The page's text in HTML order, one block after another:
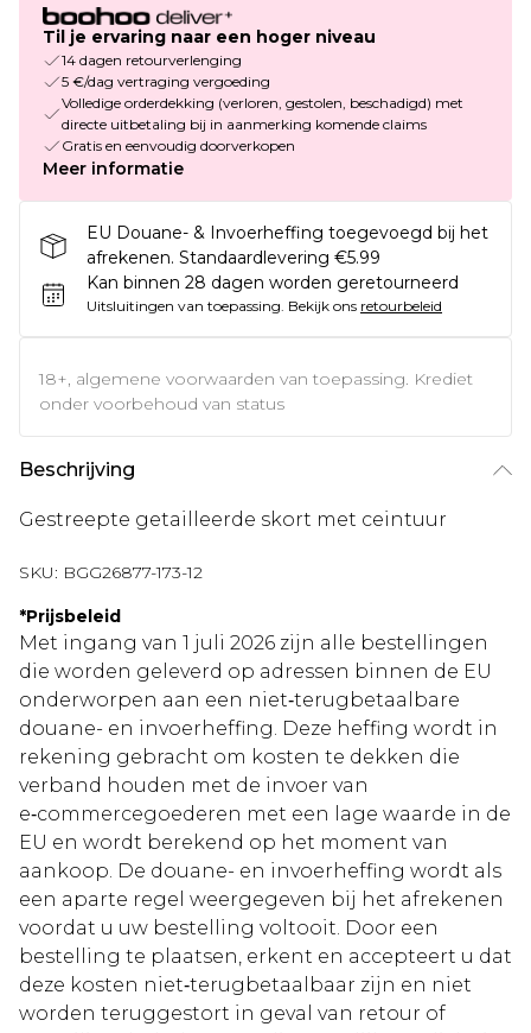
Til je ervaring naar een hoger niveau
14 dagen retourverlenging
5 €/dag vertraging vergoeding
Volledige orderdekking (verloren, gestolen, beschadigd) met
directe uitbetaling bij in aanmerking komende claims
Gratis en eenvoudig doorverkopen
Meer informatie
EU Douane- & Invoerheffing toegevoegd bij het
afrekenen. Standaardlevering €5.99
Kan binnen 28 dagen worden geretourneerd
Uitsluitingen van toepassing. Bekijk ons retourbeleid
18+, algemene voorwaarden van toepassing. Krediet
onder voorbehoud van status
Beschrijving
Gestreepte getailleerde skort met ceintuur
SKU: BGG26877-173-12
*Prijsbeleid
Met ingang van 1 juli 2026 zijn alle bestellingen
die worden geleverd op adressen binnen de EU
onderworpen aan een niet‑terugbetaalbare
douane- en invoerheffing. Deze heffing wordt in
rekening gebracht om kosten te dekken die
verband houden met de invoer van
e‑commercegoederen met een lage waarde in de
EU en wordt berekend op het moment van
aankoop. De douane- en invoerheffing wordt als
een aparte regel weergegeven bij het afrekenen
voordat u uw bestelling voltooit. Door een
bestelling te plaatsen, erkent en accepteert u dat
deze kosten niet‑terugbetaalbaar zijn en niet
worden teruggestort in geval van retour of